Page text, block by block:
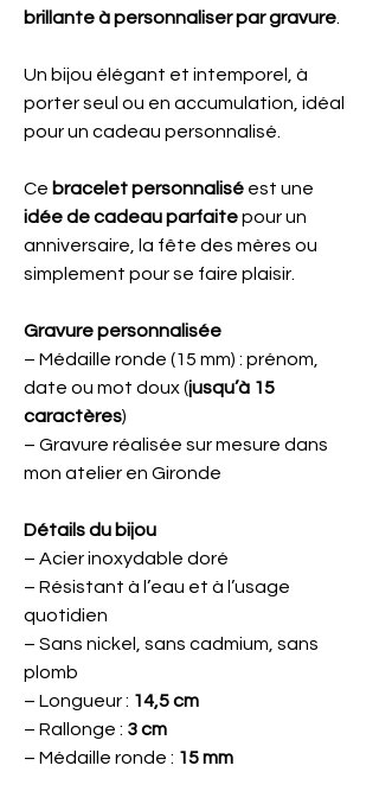
brillante à personnaliser par gravure
Un bijou élégant et intemporel, à
porter seul ou en accumulation, idéal
pour un cadeau personnalisé.
Ce bracelet personnalisé est une
idée de cadeau parfaitepour un
anniversaire, la fête des mères ou
simplement pour se faire plaisir.
Gravure personnalisée
– Médaille ronde (15 mm) : prénom,
date ou mot doux (jusqu’à 15
caractères)
– Gravure réalisée sur mesure dans
mon atelier en Gironde
Détails du bijou
– Acier inoxydable doré
– Résistant à l’eau et à l’usage
quotidien
– Sans nickel, sans cadmium, sans
plomb
– Longueur : 14,5 cm
– Rallonge : 3 cm
– Médaille ronde : 15 mm